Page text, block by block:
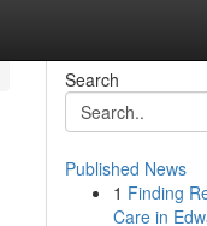
Search
Published News
1 Finding
Care in